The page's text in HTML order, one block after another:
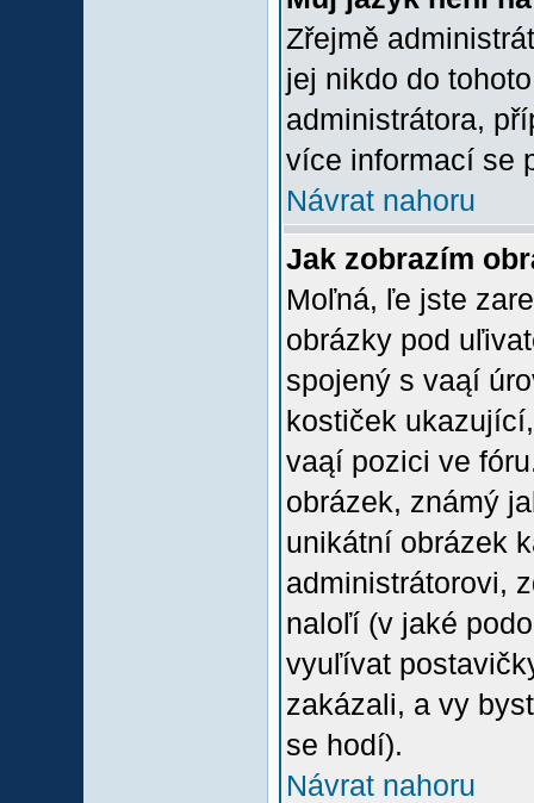
Zřejmě
jej nikdo do
administrátora,
více informací se
Návrat nahoru
Jak zobrazím
Moľná, ľe jste
obrázky pod
spojený s vaąí
kostiček
vaąí pozici ve
obrázek, známý
unikátní obrázek
administrátorovi,
naloľí (v jaké
vyuľívat
zakázali, a vy
se hodí).
Návrat nahoru